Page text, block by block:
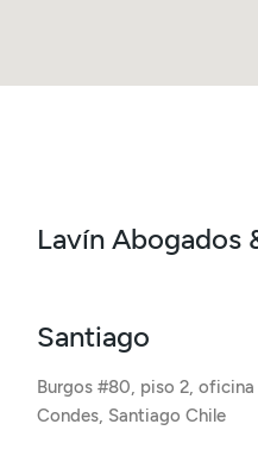
Lavín Abogados
Santiago
Burgos #80, piso 2, oficina
Condes, Santiago Chile